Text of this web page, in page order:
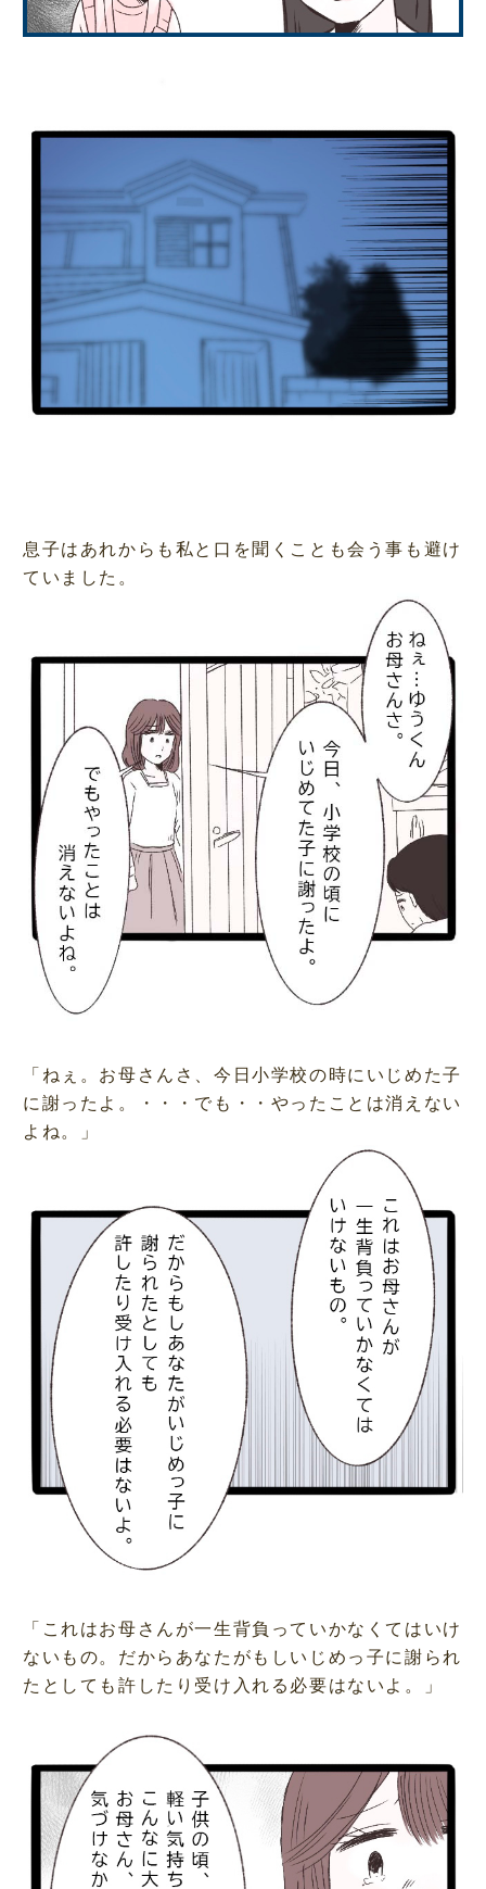
息子はあれからも私と口を聞くことも会う事も避け
ていました。
「ねぇ。お母さんさ、今日小学校の時にいじめた子
に謝ったよ。・・・でも・・やったことは消えない
よね。」
「これはお母さんが一生背負っていかなくてはいけ
ないもの。だからあなたがもしいじめっ子に謝られ
たとしても許したり受け入れる必要はないよ。」